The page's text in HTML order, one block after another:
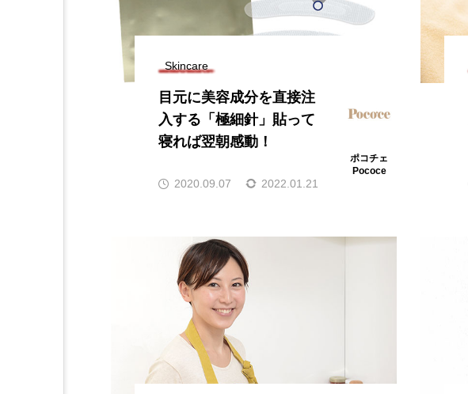
Skincare
目元に美容成分を直接注
入する「極細針」貼って
寝れば翌朝感動！
ポコチェ
Pococe
2020.09.07 2022.01.21